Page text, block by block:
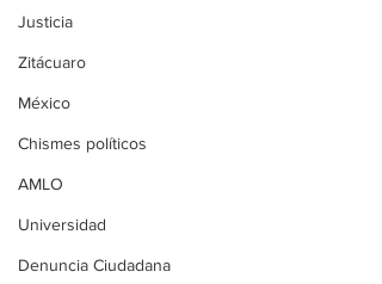
Justicia
Zitácuaro
México
Chismes políticos
AMLO
Universidad
Denuncia Ciudadana